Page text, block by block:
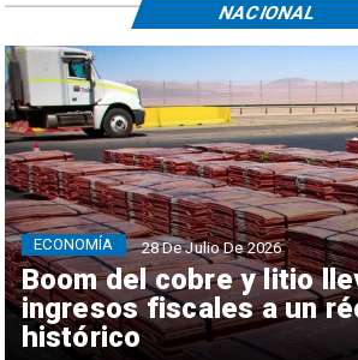
Boom del cobre y litio
ingresos fiscales a un
histórico
ECONOMÍA 28 De Julio De 2026
NACIONAL